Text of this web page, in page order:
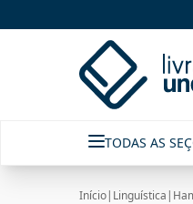
TODAS AS
Início| Linguística |